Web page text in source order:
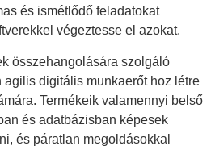
és ismétlődő feladatokat
végeztesse el azokat.
összehangolására szolgáló
agilis digitális munkaerőt hoz létre
Termékeik valamennyi belső
és adatbázisban képesek
és páratlan megoldásokkal